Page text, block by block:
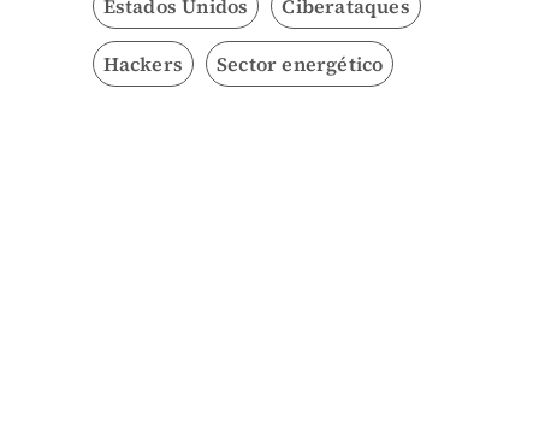
Estados Unidos Ciberataques
Hackers Sector energético